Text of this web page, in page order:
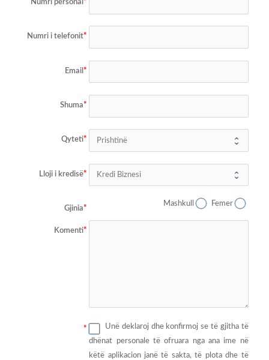
Numri personal
Numri i telefonit
Email
Shuma
Qyteti
Lloji i kredisë
Gjinia
Mashkull Femer
Komenti
Unë deklaroj dhe konfirmoj se të gjitha të
dhënat personale të ofruara nga ana ime në
këtë aplikacion janë të sakta, të plota dhe të